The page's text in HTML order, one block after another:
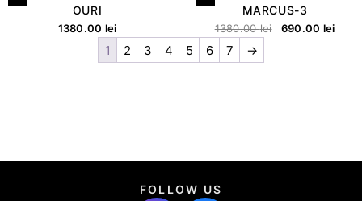
OURI
1380.00 lei
MARCUS-3
1380.00lei 690.00 lei
1 2 3 4 5 6 7 →
FOLLOW US